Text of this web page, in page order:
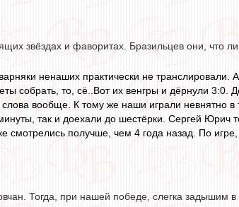
звёздах и фаворитах. Бразильцев они, что
ненаших практически не транслировали.
собрать, то, сё..Вот их венгры и дёрнули 3:0.
вообще. К тому же наши играли невнятно в
так и доехали до шестёрки. Сергей Юрич
смотрелись получше, чем 4 года назад. По игре,
Тогда, при нашей победе, слегка задышим в